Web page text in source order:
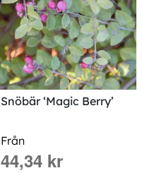
Snöbär ‘Magic Berry’
Från
44,34 kr